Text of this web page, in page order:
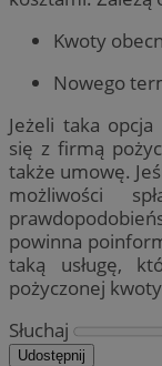
Kwoty
Nowego
Jeżeli taka
się z firmą
także umowę.
możliwości
powinna
taką usługę,
pożyczonej
Słuchaj
Udostępnij